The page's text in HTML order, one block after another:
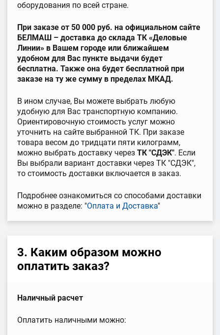
оборудования по всей стране.
При заказе от 50 000 руб. на официальном сайте
БЕЛМАШ – доставка до склада ТК «Деловые
Линии» в Вашем городе или ближайшем
удобном для Вас пункте выдачи будет
бесплатна. Также она будет бесплатной при
заказе на ту же сумму в пределах МКАД.
В ином случае, Вы можете выбрать любую
удобную для Вас транспортную компанию.
Ориентировочную стоимость услуг можно
уточнить на сайте выбранной ТК. При заказе
товара весом до тридцати пяти килограмм,
можно выбрать доставку через ТК "СДЭК". Если
Вы выбрали вариант доставки через ТК "СДЭК",
то стоимость доставки включается в заказ.
Подробнее ознакомиться со способами доставки
можно в разделе: "Оплата и Доставка"
3. Каким образом можно
оплатить заказ?
Наличный расчет
Оплатить наличными можно: